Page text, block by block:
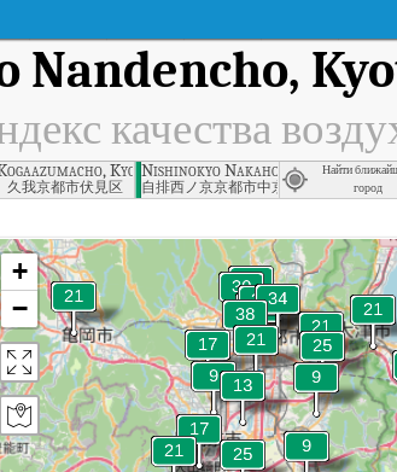
Nandencho,
качества
Kyoto Prefecture
久我京都市伏見区
Nishinokyo Nakahocho, Kyoto
自排西ノ京京都市中京区
Найти
город
качества воздуха (АКИ).
+
−